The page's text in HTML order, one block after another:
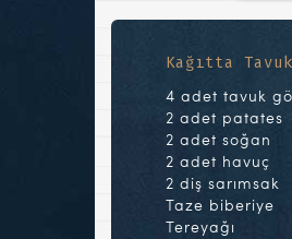
Kağıtta
4 adet tavuk
2 adet patates
2 adet soğan
2 adet havuç
2 diş sarımsak
Taze biberiye
Tereyağı